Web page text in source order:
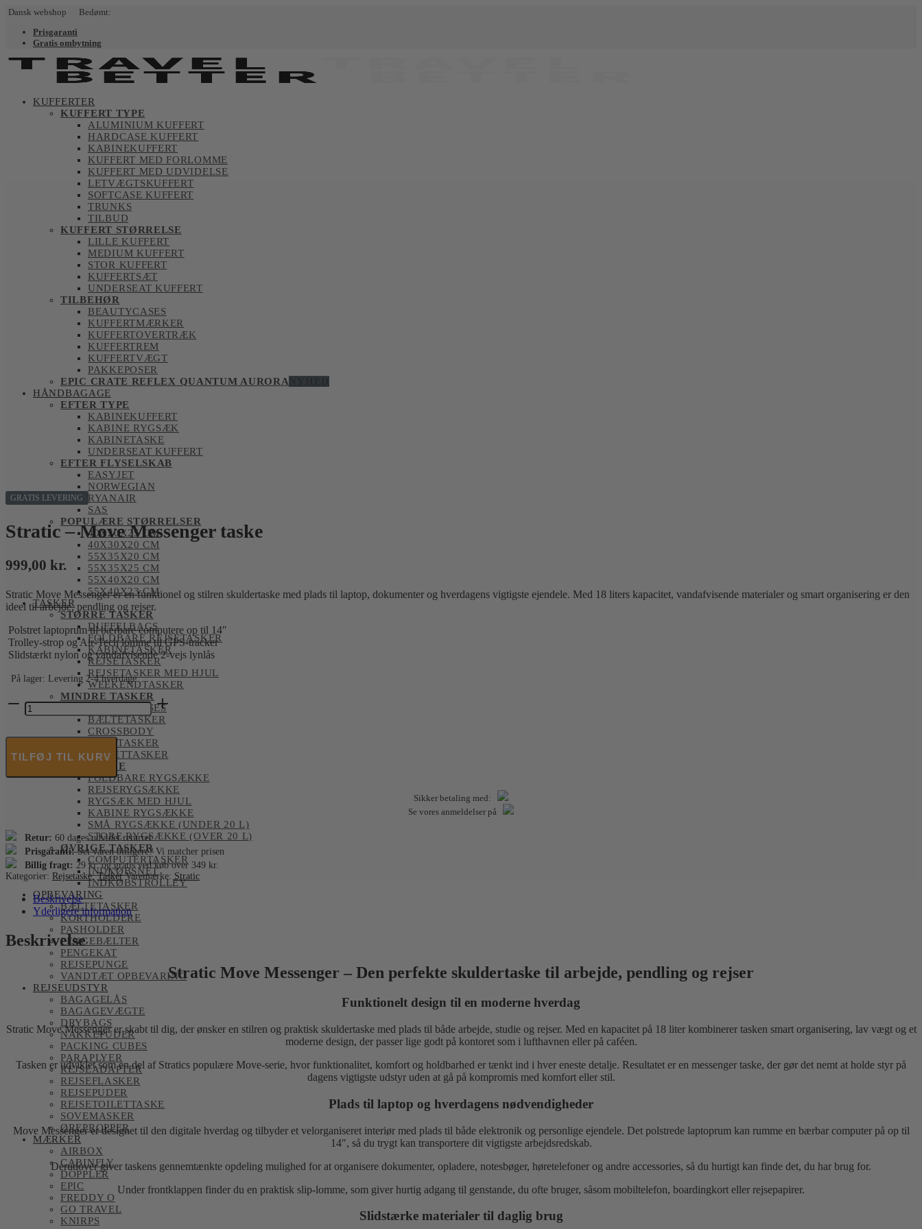
Dansk webshop Bedømt:
Prisgaranti
Gratis ombytning
KUFFERTER
KUFFERT TYPE
ALUMINIUM KUFFERT
HARDCASE KUFFERT
KABINEKUFFERT
KUFFERT MED FORLOMME
KUFFERT MED UDVIDELSE
LETVÆGTSKUFFERT
SOFTCASE KUFFERT
TRUNKS
TILBUD
KUFFERT STØRRELSE
LILLE KUFFERT
MEDIUM KUFFERT
STOR KUFFERT
KUFFERTSÆT
UNDERSEAT KUFFERT
TILBEHØR
BEAUTYCASES
KUFFERTMÆRKER
KUFFERTOVERTRÆK
KUFFERTREM
KUFFERTVÆGT
PAKKEPOSER
EPIC CRATE REFLEX QUANTUM AURORA
HÅNDBAGAGE
EFTER TYPE
KABINEKUFFERT
KABINE RYGSÆK
KABINETASKE
UNDERSEAT KUFFERT
EFTER FLYSELSKAB
EASYJET
NORWEGIAN
RYANAIR
SAS
POPULÆRE STØRRELSER
40X20X25 CM
40X30X20 CM
55X35X20 CM
55X35X25 CM
55X40X20 CM
55X40X23 CM
TASKER
STØRRE TASKER
DUFFELBAGS
FOLDBARE REJSETASKER
KABINETASKER
REJSETASKER
REJSETASKER MED HJUL
WEEKENDTASKER
MINDRE TASKER
BEAUTYCASES
BÆLTETASKER
CROSSBODY
KØLETASKER
TOILETTASKER
RYGSÆKKE
FOLDBARE RYGSÆKKE
REJSERYGSÆKKE
RYGSÆK MED HJUL
KABINE RYGSÆKKE
SMÅ RYGSÆKKE (UNDER 20 L)
STORE RYGSÆKKE (OVER 20 L)
ØVRIGE TASKER
COMPUTERTASKER
INDKØBSNET
INDKØBSTROLLEY
OPBEVARING
BÆLTETASKER
KORTHOLDERE
PASHOLDER
PENGEBÆLTER
PENGEKAT
REJSEPUNGE
VANDTÆT OPBEVARING
REJSEUDSTYR
BAGAGELÅS
BAGAGEVÆGTE
DRYBAGS
NAKKEPUDER
PACKING CUBES
PARAPLYER
REJSEADAPTER
REJSEFLASKER
REJSEPUDER
REJSETOILETTASKE
SOVEMASKER
ØREPROPPER
MÆRKER
AIRBOX
CABINFLY
DOPPLER
EPIC
FREDDY O
GO TRAVEL
KNIRPS
GRATIS LEVERING
Stratic – Move Messenger taske
999,00 kr.
Stratic Move Messenger er en funktionel og stilren skuldertaske med plads til laptop, dokumenter og hverdagens vigtigste ejendele. Med 18 liters kapacitet, vandafvisende materialer og smart organisering er den
ideel til arbejde, pendling og rejser.
Polstret laptoprum til bærbare computere op til 14″
Trolley-strop og Air-Tech lomme til GPS-tracker
Slidstærkt nylon og vandafvisende 2-vejs lynlås
På lager: Levering 2-4 hverdage
Stratic
-
Messenger
antal
TILFØJ TIL KURV
Sikker betaling med:
Se vores anmeldelser på
Retur: 60 dages udvidet returret
Prisgaranti:Set varen billigere? Vi matcher prisen
Billig fragt: 29 kr. og gratis ved køb over 349 kr.
Kategorier: Rejsetaske,Tasker Varemærke: Stratic
Beskrivelse
Yderligere information
Beskrivelse
Stratic Move Messenger – Den perfekte skuldertaske til arbejde, pendling og rejser
Funktionelt design til en moderne hverdag
Stratic Move Messenger er skabt til dig, der ønsker en stilren og praktisk skuldertaske med plads til både arbejde, studie og rejser. Med en kapacitet på 18 liter kombinerer tasken smart organisering, lav vægt og et
moderne design, der passer lige godt på kontoret som i lufthavnen eller på caféen.
Tasken er udviklet som en del af Stratics populære Move-serie, hvor funktionalitet, komfort og holdbarhed er tænkt ind i hver eneste detalje. Resultatet er en messenger taske, der gør det nemt at holde styr på
dagens vigtigste udstyr uden at gå på kompromis med komfort eller stil.
Plads til laptop og hverdagens nødvendigheder
Move Messenger er designet til den digitale hverdag og tilbyder et velorganiseret interiør med plads til både elektronik og personlige ejendele. Det polstrede laptoprum kan rumme en bærbar computer på op til
14″, så du trygt kan transportere dit vigtigste arbejdsredskab.
Derudover giver taskens gennemtænkte opdeling mulighed for at organisere dokumenter, opladere, notesbøger, høretelefoner og andre accessories, så du hurtigt kan finde det, du har brug for.
Under frontklappen finder du en praktisk slip-lomme, som giver hurtig adgang til genstande, du ofte bruger, såsom mobiltelefon, boardingkort eller rejsepapirer.
Slidstærke materialer til daglig brug